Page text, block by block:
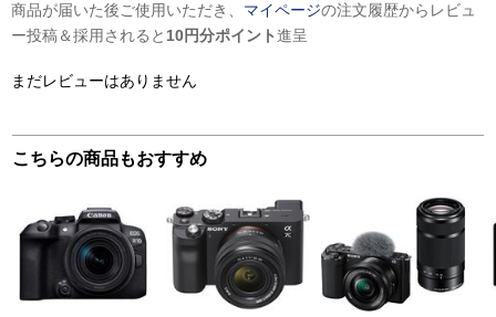
商品が届いた後ご使用いただき、 マイページの注文履歴からレビュ
ー投稿＆採用されると 10円分ポイント進呈
まだレビューはありません
こちらの商品もおすすめ